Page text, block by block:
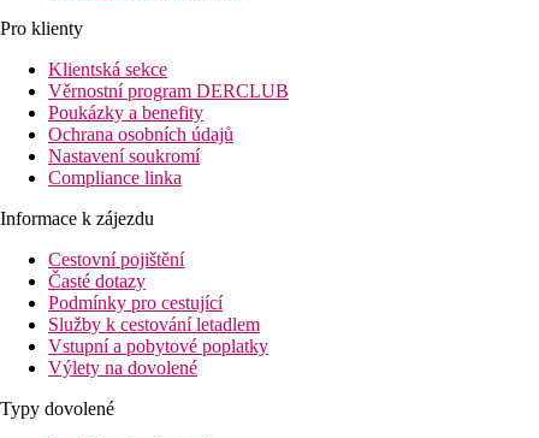
Pro klienty
Klientská sekce
Věrnostní program DERCLUB
Poukázky a benefity
Ochrana osobních údajů
Nastavení soukromí
Compliance linka
Informace k zájezdu
Cestovní pojištění
Časté dotazy
Podmínky pro cestující
Služby k cestování letadlem
Vstupní a pobytové poplatky
Výlety na dovolené
Typy dovolené